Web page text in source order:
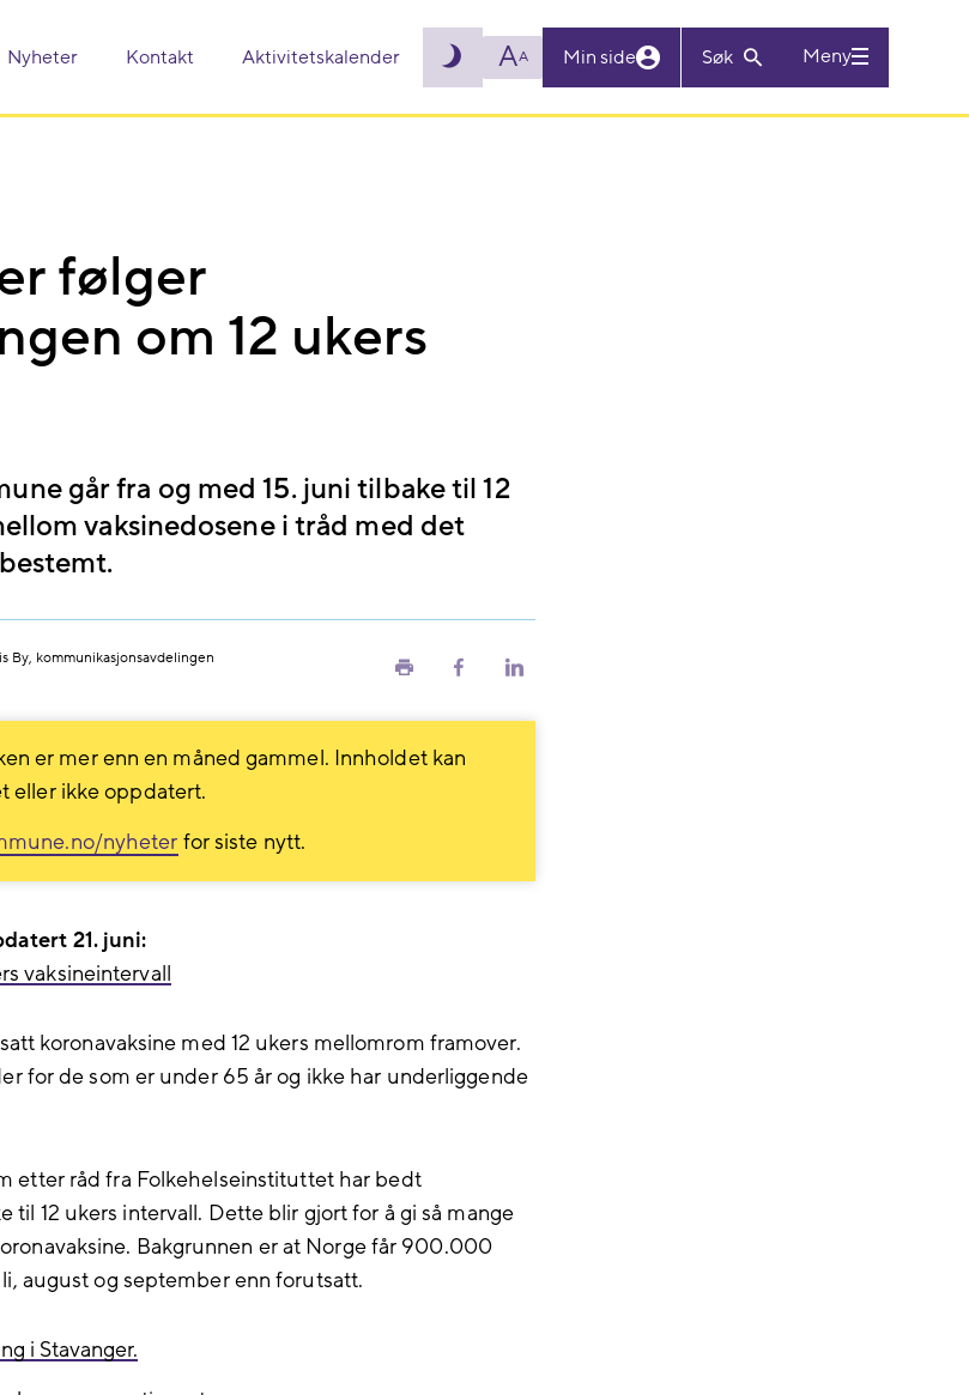
Nyheter Kontakt Aktivitetskalender AA Min side Søk Meny
følger
om 12 ukers
går fra og med 15. juni tilbake til 12
vaksinedosene i tråd med det
By, kommunikasjonsavdelingen
Skriv Del
Del
er mer enn en måned gammel. Innholdet kan
eller ikke oppdatert.
nyheter for siste nytt.
21. juni:
vaksineintervall
koronavaksine med 12 ukers mellomrom framover.
for de som er under 65 år og ikke har underliggende
etter råd fra Folkehelseinstituttet har bedt
til 12 ukers intervall. Dette blir gjort for å gi så mange
Bakgrunnen er at Norge får 900.000
august og september enn forutsatt.
i Stavanger.